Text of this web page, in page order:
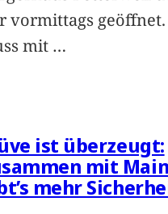
vormittags
mit …
ist überzeugt:
mit
mehr